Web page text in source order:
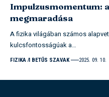
Impulzusmomentum:
megmaradása
A fizika világában számos
kulcsfontosságúak a…
FIZIKA I BETŰS SZAVAK 2025. 09. 10.